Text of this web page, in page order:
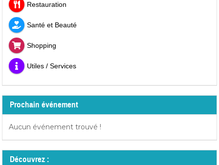
Restauration
Santé et Beauté
Shopping
Utiles / Services
Prochain événement
Aucun événement trouvé !
Découvrez :